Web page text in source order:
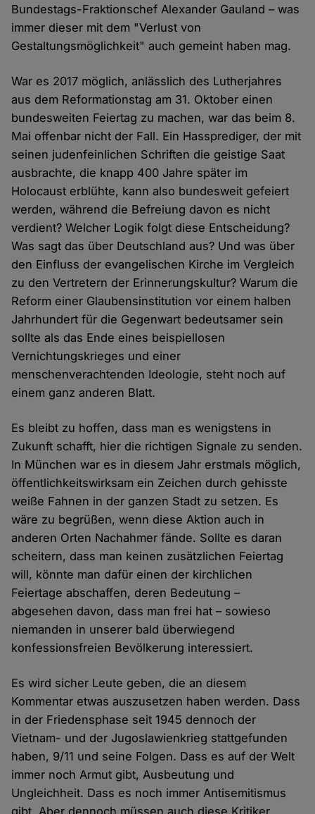
Bundestags-Fraktionschef Alexander Gauland – was
immer dieser mit dem "Verlust von
Gestaltungsmöglichkeit" auch gemeint haben mag.
War es 2017 möglich, anlässlich des Lutherjahres
aus dem Reformationstag am 31. Oktober einen
bundesweiten Feiertag zu machen, war das beim 8.
Mai offenbar nicht der Fall. Ein Hassprediger, der mit
seinen judenfeinlichen Schriften die geistige Saat
ausbrachte, die knapp 400 Jahre später im
Holocaust erblühte, kann also bundesweit gefeiert
werden, während die Befreiung davon es nicht
verdient? Welcher Logik folgt diese Entscheidung?
Was sagt das über Deutschland aus? Und was über
den Einfluss der evangelischen Kirche im Vergleich
zu den Vertretern der Erinnerungskultur? Warum die
Reform einer Glaubensinstitution vor einem halben
Jahrhundert für die Gegenwart bedeutsamer sein
sollte als das Ende eines beispiellosen
Vernichtungskrieges und einer
menschenverachtenden Ideologie, steht noch auf
einem ganz anderen Blatt.
Es bleibt zu hoffen, dass man es wenigstens in
Zukunft schafft, hier die richtigen Signale zu senden.
In München war es in diesem Jahr erstmals möglich,
öffentlichkeitswirksam ein Zeichen durch gehisste
weiße Fahnen in der ganzen Stadt zu setzen. Es
wäre zu begrüßen, wenn diese Aktion auch in
anderen Orten Nachahmer fände. Sollte es daran
scheitern, dass man keinen zusätzlichen Feiertag
will, könnte man dafür einen der kirchlichen
Feiertage abschaffen, deren Bedeutung –
abgesehen davon, dass man frei hat – sowieso
niemanden in unserer bald überwiegend
konfessionsfreien Bevölkerung interessiert.
Es wird sicher Leute geben, die an diesem
Kommentar etwas auszusetzen haben werden. Dass
in der Friedensphase seit 1945 dennoch der
Vietnam- und der Jugoslawienkrieg stattgefunden
haben, 9/11 und seine Folgen. Dass es auf der Welt
immer noch Armut gibt, Ausbeutung und
Ungleichheit. Dass es noch immer Antisemitismus